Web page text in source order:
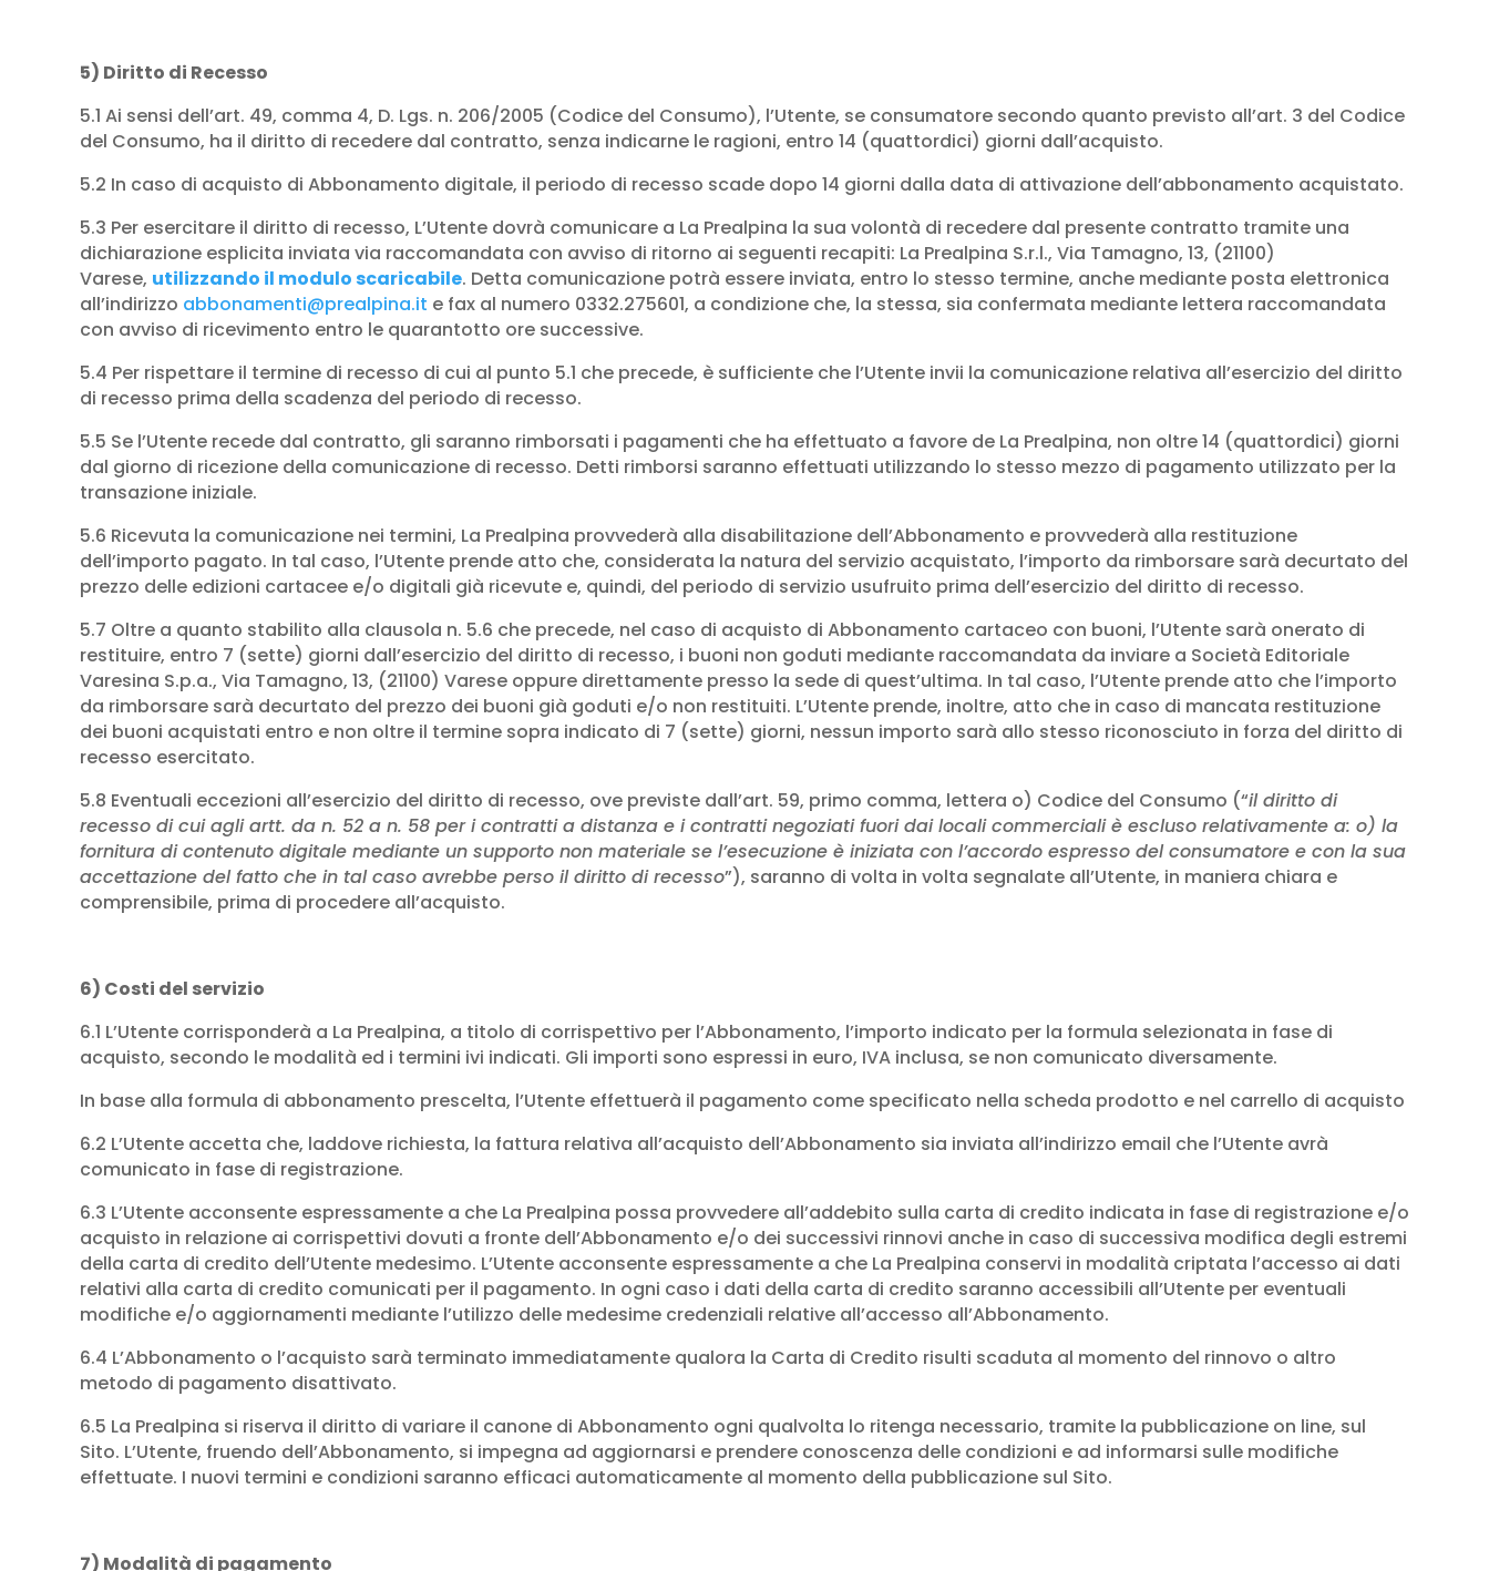
5) Diritto di Recesso
5.1 Ai sensi dell’art. 49, comma 4, D. Lgs. n. 206/2005 (Codice del Consumo), l’Utente, se consumatore secondo quanto previsto all’art. 3 del Codice
del Consumo, ha il diritto di recedere dal contratto, senza indicarne le ragioni, entro 14 (quattordici) giorni dall’acquisto.
5.2 In caso di acquisto di Abbonamento digitale, il periodo di recesso scade dopo 14 giorni dalla data di attivazione dell’abbonamento acquistato.
5.3 Per esercitare il diritto di recesso, L’Utente dovrà comunicare a La Prealpina la sua volontà di recedere dal presente contratto tramite una
dichiarazione esplicita inviata via raccomandata con avviso di ritorno ai seguenti recapiti: La Prealpina S.r.l., Via Tamagno, 13, (21100)
Varese, utilizzando il modulo scaricabile. Detta comunicazione potrà essere inviata, entro lo stesso termine, anche mediante posta elettronica
all’indirizzo abbonamenti@prealpina.it e fax al numero 0332.275601, a condizione che, la stessa, sia confermata mediante lettera raccomandata
con avviso di ricevimento entro le quarantotto ore successive.
5.4 Per rispettare il termine di recesso di cui al punto 5.1 che precede, è sufficiente che l’Utente invii la comunicazione relativa all’esercizio del diritto
di recesso prima della scadenza del periodo di recesso.
5.5 Se l’Utente recede dal contratto, gli saranno rimborsati i pagamenti che ha effettuato a favore de La Prealpina, non oltre 14 (quattordici) giorni
dal giorno di ricezione della comunicazione di recesso. Detti rimborsi saranno effettuati utilizzando lo stesso mezzo di pagamento utilizzato per la
transazione iniziale.
5.6 Ricevuta la comunicazione nei termini, La Prealpina provvederà alla disabilitazione dell’Abbonamento e provvederà alla restituzione
dell’importo pagato. In tal caso, l’Utente prende atto che, considerata la natura del servizio acquistato, l’importo da rimborsare sarà decurtato del
prezzo delle edizioni cartacee e/o digitali già ricevute e, quindi, del periodo di servizio usufruito prima dell’esercizio del diritto di recesso.
5.7 Oltre a quanto stabilito alla clausola n. 5.6 che precede, nel caso di acquisto di Abbonamento cartaceo con buoni, l’Utente sarà onerato di
restituire, entro 7 (sette) giorni dall’esercizio del diritto di recesso, i buoni non goduti mediante raccomandata da inviare a Società Editoriale
Varesina S.p.a., Via Tamagno, 13, (21100) Varese oppure direttamente presso la sede di quest’ultima. In tal caso, l’Utente prende atto che l’importo
da rimborsare sarà decurtato del prezzo dei buoni già goduti e/o non restituiti. L’Utente prende, inoltre, atto che in caso di mancata restituzione
dei buoni acquistati entro e non oltre il termine sopra indicato di 7 (sette) giorni, nessun importo sarà allo stesso riconosciuto in forza del diritto di
recesso esercitato.
5.8 Eventuali eccezioni all’esercizio del diritto di recesso, ove previste dall’art. 59, primo comma, lettera o) Codice del Consumo (“il diritto di
recesso di cui agli artt. da n. 52 a n. 58 per i contratti a distanza e i contratti negoziati fuori dai locali commerciali è escluso relativamente a: o) la
fornitura di contenuto digitale mediante un supporto non materiale se l’esecuzione è iniziata con l’accordo espresso del consumatore e con la sua
accettazione del fatto che in tal caso avrebbe perso il diritto di recesso”), saranno di volta in volta segnalate all’Utente, in maniera chiara e
comprensibile, prima di procedere all’acquisto.
6) Costi del servizio
6.1 L’Utente corrisponderà a La Prealpina, a titolo di corrispettivo per l’Abbonamento, l’importo indicato per la formula selezionata in fase di
acquisto, secondo le modalità ed i termini ivi indicati. Gli importi sono espressi in euro, IVA inclusa, se non comunicato diversamente.
In base alla formula di abbonamento prescelta, l’Utente effettuerà il pagamento come specificato nella scheda prodotto e nel carrello di acquisto
6.2 L’Utente accetta che, laddove richiesta, la fattura relativa all’acquisto dell’Abbonamento sia inviata all’indirizzo email che l’Utente avrà
comunicato in fase di registrazione.
6.3 L’Utente acconsente espressamente a che La Prealpina possa provvedere all’addebito sulla carta di credito indicata in fase di registrazione e/o
acquisto in relazione ai corrispettivi dovuti a fronte dell’Abbonamento e/o dei successivi rinnovi anche in caso di successiva modifica degli estremi
della carta di credito dell’Utente medesimo. L’Utente acconsente espressamente a che La Prealpina conservi in modalità criptata l’accesso ai dati
relativi alla carta di credito comunicati per il pagamento. In ogni caso i dati della carta di credito saranno accessibili all’Utente per eventuali
modifiche e/o aggiornamenti mediante l’utilizzo delle medesime credenziali relative all’accesso all’Abbonamento.
6.4 L’Abbonamento o l’acquisto sarà terminato immediatamente qualora la Carta di Credito risulti scaduta al momento del rinnovo o altro
metodo di pagamento disattivato.
6.5 La Prealpina si riserva il diritto di variare il canone di Abbonamento ogni qualvolta lo ritenga necessario, tramite la pubblicazione on line, sul
Sito. L’Utente, fruendo dell’Abbonamento, si impegna ad aggiornarsi e prendere conoscenza delle condizioni e ad informarsi sulle modifiche
effettuate. I nuovi termini e condizioni saranno efficaci automaticamente al momento della pubblicazione sul Sito.
7) Modalità di pagamento